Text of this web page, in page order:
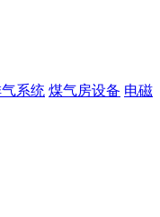
系统 煤气房设备 电磁